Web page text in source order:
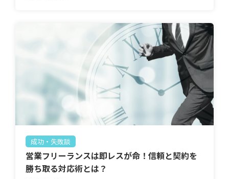
成功・失敗談
営業フリーランスは即レスが命！信頼と契約を
勝ち取る対応術とは？